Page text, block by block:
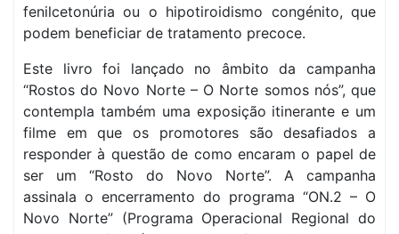
fenilcetonúria ou o hipotiroidismo congénito, que
podem beneficiar de tratamento precoce.
Este livro foi lançado no âmbito da campanha
“Rostos do Novo Norte – O Norte somos nós”, que
contempla também uma exposição itinerante e um
filme em que os promotores são desafiados a
responder à questão de como encaram o papel de
ser um “Rosto do Novo Norte”. A campanha
assinala o encerramento do programa “ON.2 – O
Novo Norte” (Programa Operacional Regional do